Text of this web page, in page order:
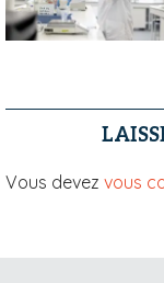
Vous devez vous